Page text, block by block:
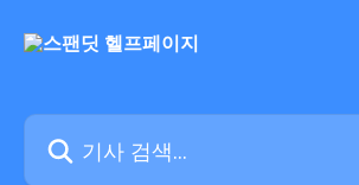
기사 검색...